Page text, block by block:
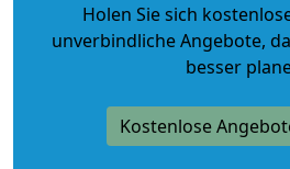
Holen Sie sich
unverbindliche Angebote,
besser
Kostenlose